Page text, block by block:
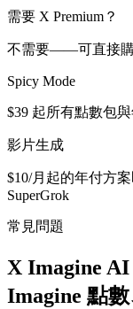
需要 X Premium？
不需要——可直接購
Spicy Mode
$39 起所有點數包
影片生成
$10/月起的年付方
SuperGrok
常見問題
X Imagine
Imagine 點